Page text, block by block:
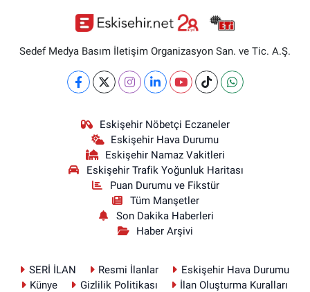
Sedef Medya Basım İletişim Organizasyon San. ve Tic. A.Ş.
Eskişehir Nöbetçi Eczaneler
Eskişehir Hava Durumu
Eskişehir Namaz Vakitleri
Eskişehir Trafik Yoğunluk Haritası
Puan Durumu ve Fikstür
Tüm Manşetler
Son Dakika Haberleri
Haber Arşivi
SERİ İLAN Resmi İlanlar
Eskişehir Hava Durumu
Künye
Gizlilik Politikası İlan Oluşturma Kuralları